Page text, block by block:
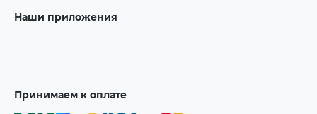
Наши приложения
Принимаем к оплате